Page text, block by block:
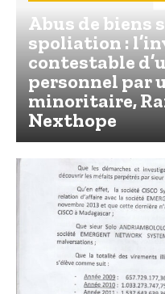
Abus de biens
spoliation :
contestable
personnel par
minoritaire,
Nexthope